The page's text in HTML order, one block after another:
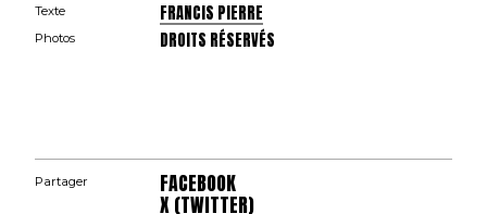
Texte FRANCIS PIERRE
Photos DROITS RÉSERVÉS
Partager FACEBOOK
X (TWITTER)